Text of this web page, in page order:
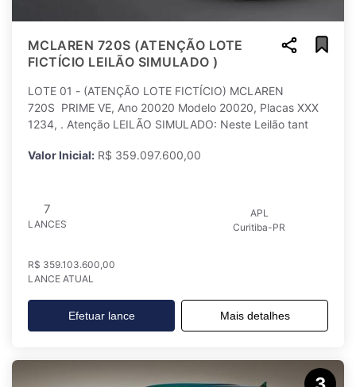
MCLAREN 720S (ATENÇÃO LOTE
FICTÍCIO LEILÃO SIMULADO )
LOTE 01 - (ATENÇÃO LOTE FICTÍCIO) MCLAREN
720S PRIME VE, Ano 20020 Modelo 20020, Placas XXX
1234, . Atenção LEILÃO SIMULADO: Neste Leilão tant
Valor Inicial: R$ 359.097.600,00
7
LANCES
APL
Curitiba-PR
R$ 359.103.600,00
LANCE ATUAL
Efetuar lance Mais detalhes